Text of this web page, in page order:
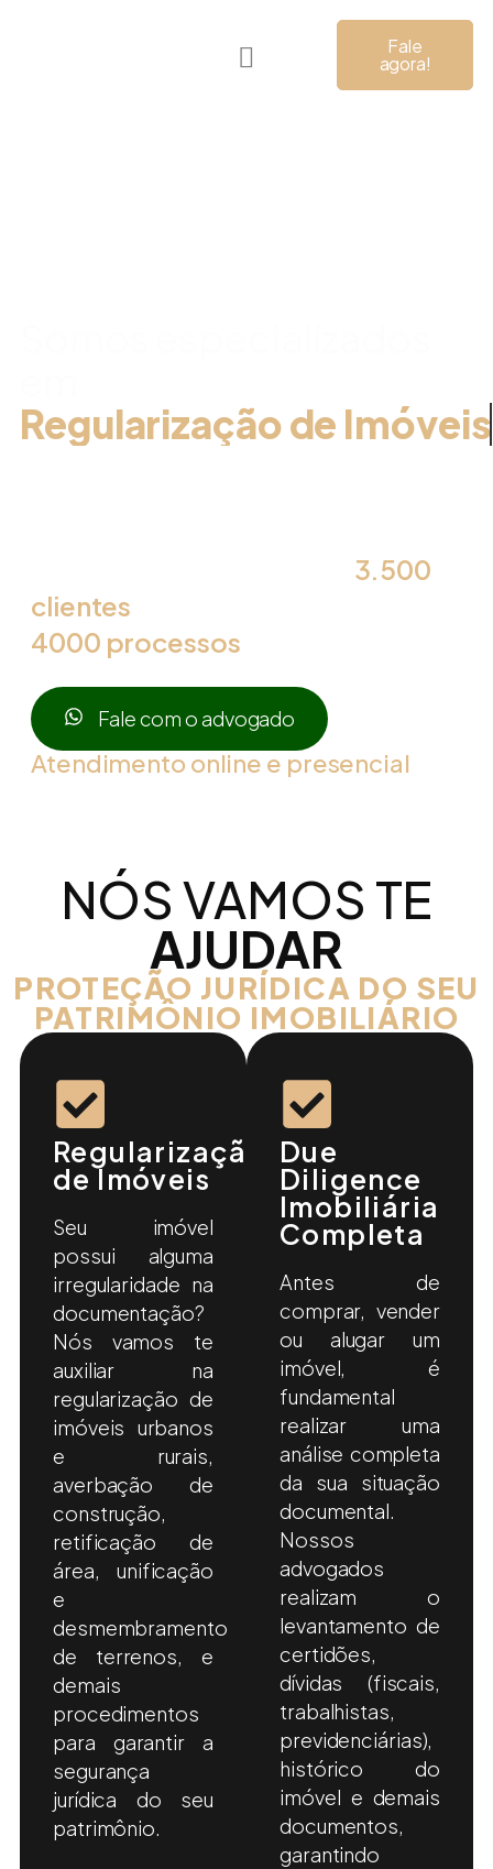
Fale
agora!
Regularização de Imóveis
3.500
clientes
4000 processos
Fale com o advogado
Atendimento online e presencial
NÓS VAMOS TE
AJUDAR
PROTEÇÃO JURÍDICA DO SEU
PATRIMÔNIO IMOBILIÁRIO
Regularização
de Imóveis
Seu imóvel
possui alguma
irregularidade na
documentação?
Nós vamos te
auxiliar na
regularização de
imóveis urbanos
e rurais,
averbação de
construção,
retificação de
área, unificação
e
desmembramento
de terrenos, e
demais
procedimentos
para garantir a
segurança
jurídica do seu
patrimônio.
Due
Diligence
Imobiliária
Completa
Antes de
comprar, vender
ou alugar um
imóvel, é
fundamental
realizar uma
análise completa
da sua situação
documental.
Nossos
advogados
realizam o
levantamento de
certidões,
dívidas (fiscais,
trabalhistas,
previdenciárias),
histórico do
imóvel e demais
documentos,
garantindo